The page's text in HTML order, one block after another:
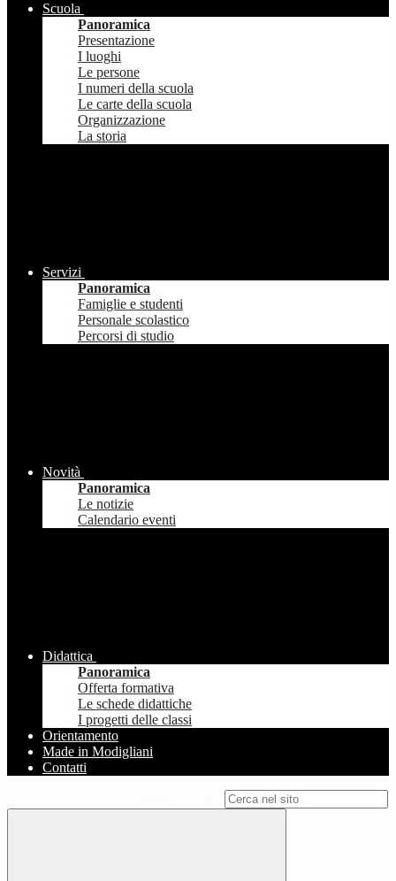
Scuola
Panoramica
Presentazione
I luoghi
Le persone
I numeri della scuola
Le carte della scuola
Organizzazione
La storia
Servizi
Panoramica
Famiglie e studenti
Personale scolastico
Percorsi di studio
Novità
Panoramica
Le notizie
Calendario eventi
Didattica
Panoramica
Offerta formativa
Le schede didattiche
I progetti delle classi
Orientamento
Made in Modigliani
Contatti